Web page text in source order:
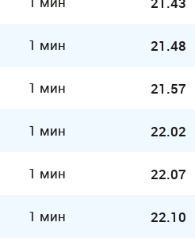
1 мин 21.48
1 мин 21.57
1 мин 22.02
1 мин 22.07
1 мин 22.10